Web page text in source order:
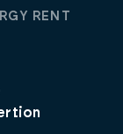
RENT